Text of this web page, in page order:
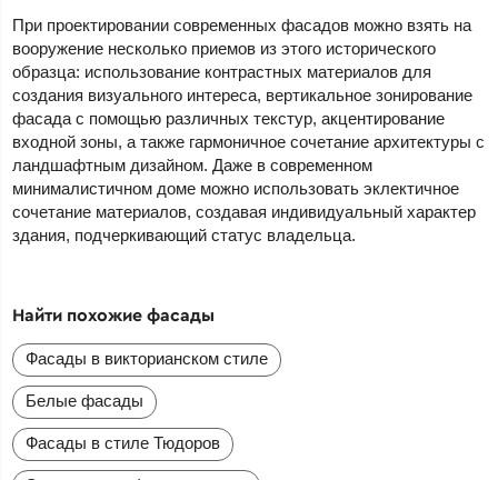
При проектировании современных фасадов можно взять на
вооружение несколько приемов из этого исторического
образца: использование контрастных материалов для
создания визуального интереса, вертикальное зонирование
фасада с помощью различных текстур, акцентирование
входной зоны, а также гармоничное сочетание архитектуры с
ландшафтным дизайном. Даже в современном
минималистичном доме можно использовать эклектичное
сочетание материалов, создавая индивидуальный характер
здания, подчеркивающий статус владельца.
Найти похожие фасады
Фасады в викторианском стиле
Белые фасады
Фасады в стиле Тюдоров